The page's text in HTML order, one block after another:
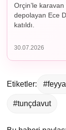
Orçin’le
depolayan Ece
katıldı.
30.07.2026
Etiketler:
#tunçdavut